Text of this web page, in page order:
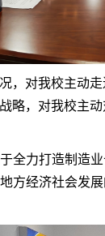
，对我校主动
略，对我校主
全力打造制造
方经济社会发